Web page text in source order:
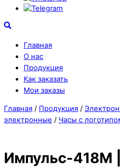
Search
Главная
О нас
Продукция
Как заказать
Мои заказы
Close
Menu
Close
Cart
Главная / Продукция /
электронные / Часы c
Импульс-418M